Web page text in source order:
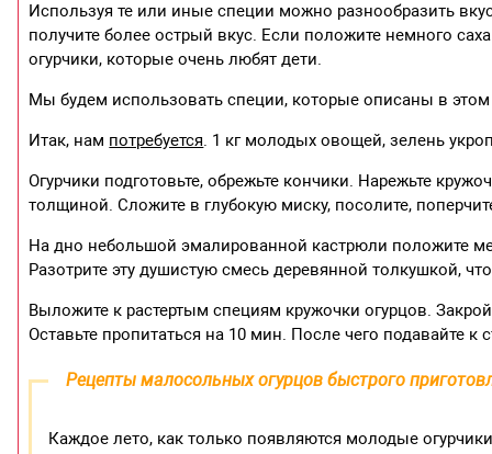
Используя те или иные специи можно разнообразить
получите более острый вкус. Если положите немного
огурчики, которые очень любят дети.
Мы будем использовать специи, которые описаны в
Итак, нам потребуется. 1 кг молодых овощей, зелень
Огурчики подготовьте, обрежьте кончики. Нарежьте
толщиной. Сложите в глубокую миску, посолите,
На дно небольшой эмалированной кастрюли положите
Разотрите эту душистую смесь деревянной толкушкой,
Выложите к растертым специям кружочки огурцов.
Оставьте пропитаться на 10 мин. После чего подавайте
Рецепты малосольных огурцов быстрого
Каждое лето, как только появляются молодые